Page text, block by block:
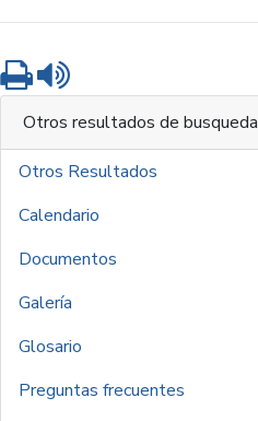
Imprimir
Otros resultados de busqueda
Otros Resultados
Calendario
Documentos
Galería
Glosario
Preguntas frecuentes